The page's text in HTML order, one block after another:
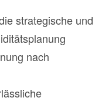
strategische und
nach